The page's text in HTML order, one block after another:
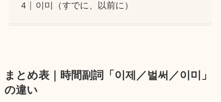
이미（すでに、以前に）
まとめ表｜時間副詞「이제／벌써／이미」
の違い